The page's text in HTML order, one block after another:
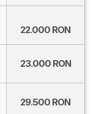
22.000 RON
23.000 RON
29.500 RON